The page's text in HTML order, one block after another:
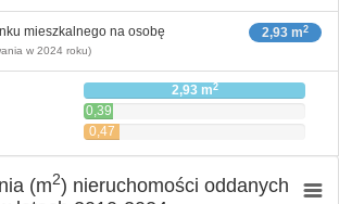
2,93 m2
mieszkalnego na osobę
w 2024 roku)
2,93 m2
0,39
m2
0,47
(m2) nieruchomości oddanych